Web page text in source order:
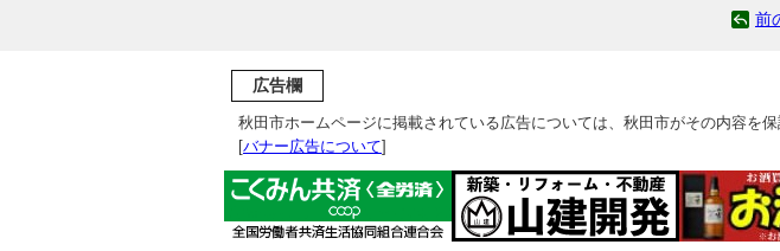
前
広告欄
秋田市ホームページに掲載されている広告については、秋田市がその内容を保
[バナー広告について]